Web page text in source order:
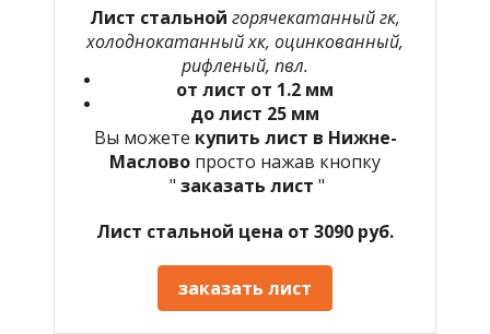
Лист стальной горячекатанный гк,
холоднокатанный хк, оцинкованный,
рифленый, пвл.
от лист от 1.2 мм
до лист 25 мм
Вы можете купить лист в Нижне-
Маслово просто нажав кнопку
" заказать лист "
Лист стальной цена от 3090 руб.
заказать лист